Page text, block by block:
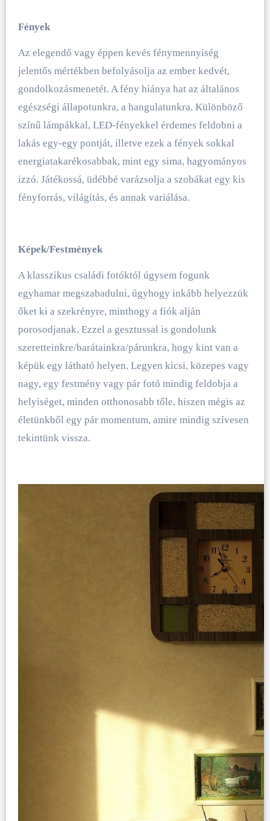
Fények
Az elegendő vagy éppen kevés fénymennyiség
jelentős mértékben befolyásolja az ember kedvét,
gondolkozásmenetét. A fény hiánya hat az általános
egészségi állapotunkra, a hangulatunkra. Különböző
színű lámpákkal, LED-fényekkel érdemes feldobni a
lakás egy-egy pontját, illetve ezek a fények sokkal
energiatakarékosabbak, mint egy sima, hagyományos
izzó. Játékossá, üdébbé varázsolja a szobákat egy kis
fényforrás, világítás, és annak variálása.
Képek/Festmények
A klasszikus családi fotóktól úgysem fogunk
egyhamar megszabadulni, úgyhogy inkább helyezzük
őket ki a szekrényre, minthogy a fiók alján
porosodjanak. Ezzel a gesztussal is gondolunk
szeretteinkre/barátainkra/párunkra, hogy kint van a
képük egy látható helyen. Legyen kicsi, közepes vagy
nagy, egy festmény vagy pár fotó mindig feldobja a
helyiséget, minden otthonosabb tőle, hiszen mégis az
életünkből egy pár momentum, amire mindig szívesen
tekintünk vissza.